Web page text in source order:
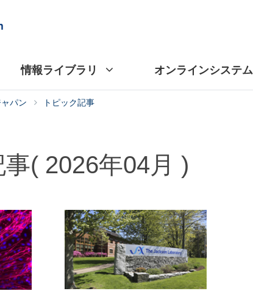
情報ライブラリ オンラインシステム
パン トピック記事
事( 2026年04月 )